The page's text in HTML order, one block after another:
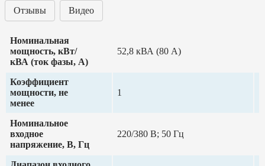
Отзывы Видео
Номинальная
мощность, кВт/
кВА (ток фазы, А)
52,8 кВА (80 А)
Коэффициент
мощности, не
менее
1
Номинальное
входное
напряжение, В, Гц
220/380 В; 50 Гц